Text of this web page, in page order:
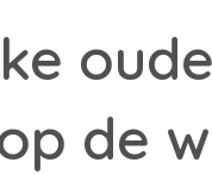
de